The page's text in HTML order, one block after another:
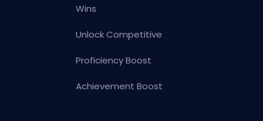
Wins
Unlock Competitive
Proficiency Boost
Achievement Boost